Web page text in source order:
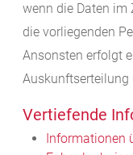
wenn die Daten im
die vorliegenden
Ansonsten erfolgt
Auskunftserteilung
Vertiefende
Informationen